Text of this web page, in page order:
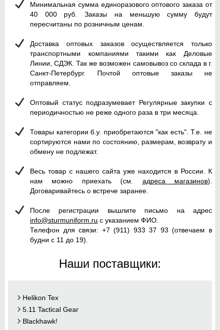
Минимальная сумма единоразового оптового заказа от
40 000 руб. Заказы на меньшую сумму будут
пересчитаны по розничным ценам.
Доставка оптовых заказов осуществляется только
транспортными компаниями такими как Деловые
Линии, СДЭК. Так же возможен самовывоз со склада в г.
Санкт-Петербург. Почтой оптовые заказы не
отправляем.
Оптовый статус подразумевает Регулярные закупки с
периодичностью не реже одного раза в три месяца.
Товары категории б.у. приобретаются "как есть". Т.е. не
сортируются нами по состоянию, размерам, возврату и
обмену не подлежат.
Весь товар с нашего сайта уже находится в России. К
нам можно приехать (см. адреса магазинов).
Договаривайтесь о встрече заранее.
После регистрации вышлите письмо на адрес
info@sturmuniform.ru с указанием ФИО.
Телефон для связи: +7 (911) 933 37 93 (отвечаем в
будни с 11 до 19).
Наши поставщики:
Helikon Tex
5.11 Tactical Gear
Blackhawk!